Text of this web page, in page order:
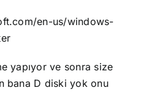
en-us/windows-
yapıyor ve sonra size
bana D diski yok onu